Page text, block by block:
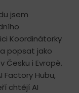
jsem
Koordinátorky
popsat jako
Česku i Evropě.
Factory Hubu,
chtějí AI